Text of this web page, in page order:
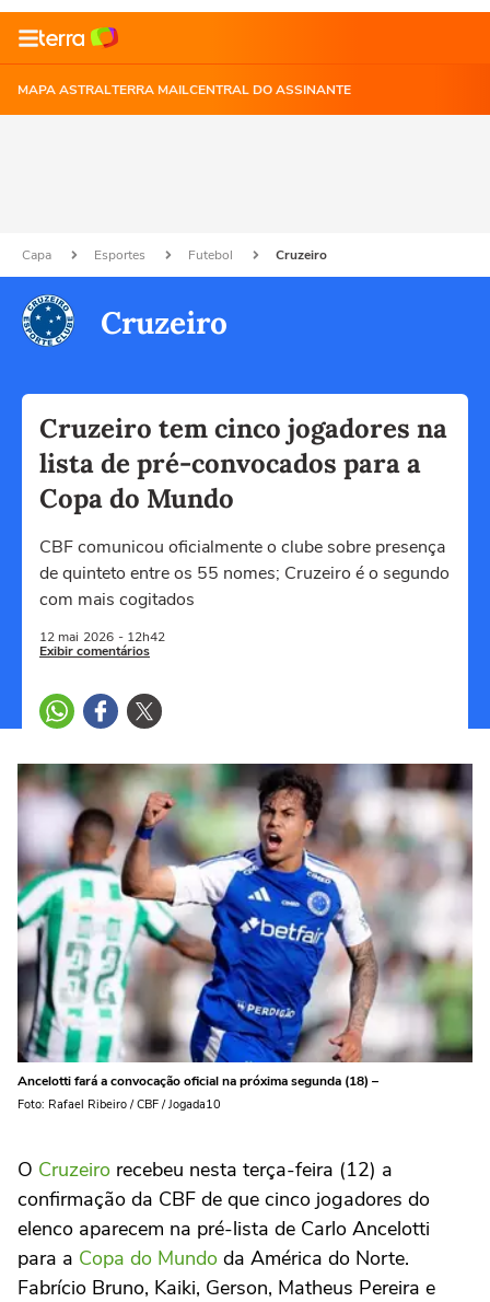
MAPA ASTRALTERRA MAILCENTRAL DO ASSINANTE
Capa Esportes Futebol Cruzeiro
Cruzeiro
Cruzeiro tem cinco jogadores na
lista de pré-convocados para a
Copa do Mundo
CBF comunicou oficialmente o clube sobre presença
de quinteto entre os 55 nomes; Cruzeiro é o segundo
com mais cogitados
12 mai 2026 - 12h42
Exibir comentários
Ancelotti fará a convocação oficial na próxima segunda (18) –
Foto: Rafael Ribeiro / CBF / Jogada10
O Cruzeiro recebeu nesta terça-feira (12) a
confirmação da CBF de que cinco jogadores do
elenco aparecem na pré-lista de Carlo Ancelotti
para a Copa do Mundo da América do Norte.
Fabrício Bruno, Kaiki, Gerson, Matheus Pereira e